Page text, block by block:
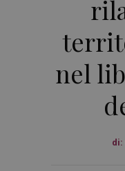
nel
di: